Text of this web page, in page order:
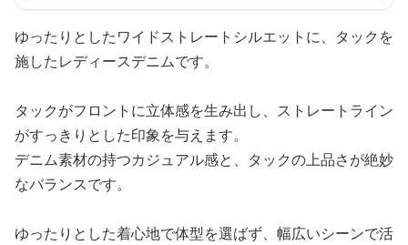
ゆったりとしたワイドストレートシルエットに、タックを
施したレディースデニムです。
タックがフロントに立体感を生み出し、ストレートライン
がすっきりとした印象を与えます。
デニム素材の持つカジュアル感と、タックの上品さが絶妙
なバランスです。
ゆったりとした着心地で体型を選ばず、幅広いシーンで活